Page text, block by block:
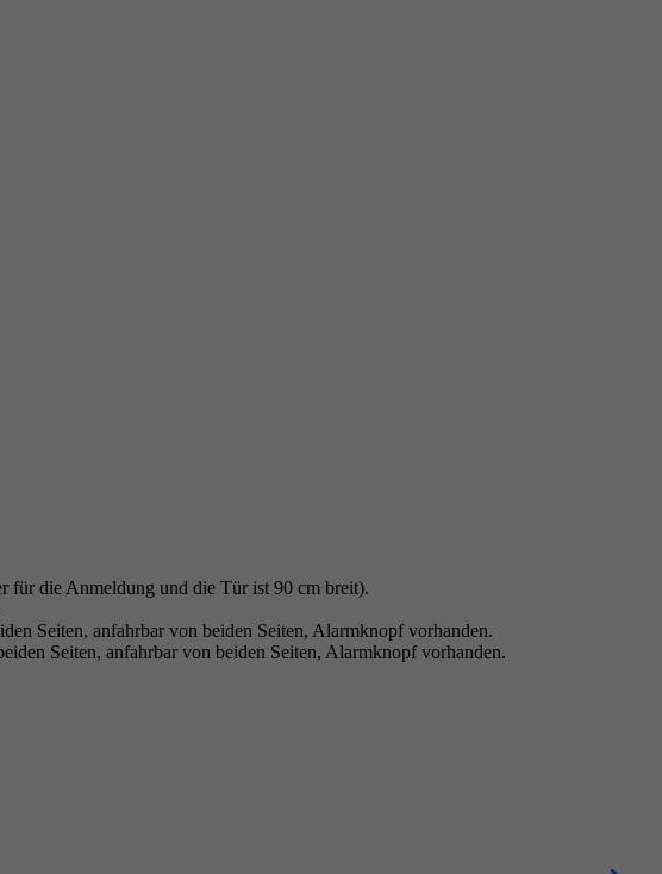
für die Anmeldung und die Tür ist 90 cm breit).
Seiten, anfahrbar von beiden Seiten, Alarmknopf vorhanden.
Seiten, anfahrbar von beiden Seiten, Alarmknopf vorhanden.